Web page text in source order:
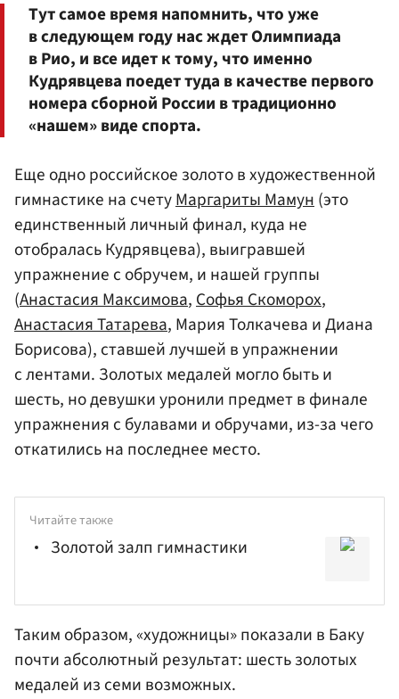
Тут самое время напомнить, что уже
в следующем году нас ждет Олимпиада
в Рио, и все идет к тому, что именно
Кудрявцева поедет туда в качестве первого
номера сборной России в традиционно
«нашем» виде спорта.
Еще одно российское золото в художественной
гимнастике на счетуМаргариты Мамун(это
единственный личный финал, куда не
отобралась Кудрявцева), выигравшей
упражнение с обручем, и нашей группы
(Анастасия Максимова,Софья Скоморох,
Анастасия Татарева, Мария Толкачева и Диана
Борисова), ставшей лучшей в упражнении
с лентами. Золотых медалей могло быть и
шесть, но девушки уронили предмет в финале
упражнения с булавами и обручами, из-за чего
откатились на последнее место.
Читайте также
Золотой залп гимнастики
Таким образом, «художницы» показали в Баку
почти абсолютный результат: шесть золотых
медалей из семи возможных.